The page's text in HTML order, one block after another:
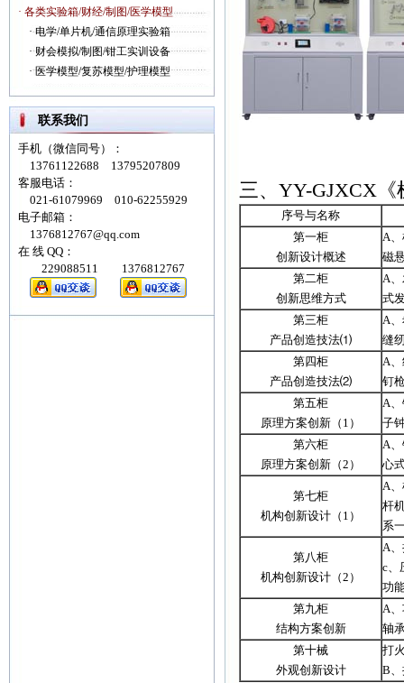
· 各类实验箱/财经/制图/医学模型
·电学/单片机/通信原理实验箱
·财会模拟/制图/钳工实训设备
·医学模型/复苏模型/护理模型
联系我们
手机（微信同号）：
13761122688 13795207809
客服电话：
021-61079969 010-62255929
电子邮箱：
1376812767@qq.com
在 线 QQ：
229088511 1376812767
三、YY-GJXCX
序号与名称
第一柜
创新设计概述
A
磁
第二柜
创新思维方式
A
式
第三柜
产品创造技法⑴
A
缝
第四柜
产品创造技法⑵
A
钉
第五柜
原理方案创新（1）
A
子
第六柜
原理方案创新（2）
A
心
第七柜
机构创新设计（1）
A
杆
系
第八柜
机构创新设计（2）
A
c、
功
第九柜
结构方案创新
A
轴
第十械
外观创新设计
打
B